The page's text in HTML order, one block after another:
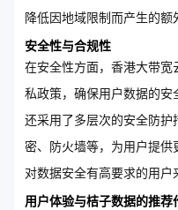
降低因地域限制而产生的额
安全性与合规性
在安全性方面，香港大带
私政策，确保用户数据的
还采用了多层次的安全防
密、防火墙等，为用户提
对数据安全有高要求的用户
用户体验与桔子数据的推荐